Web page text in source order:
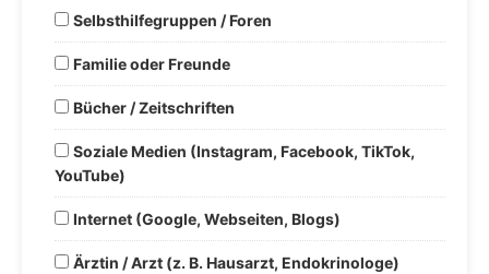
Selbsthilfegruppen / Foren
Familie oder Freunde
Bücher / Zeitschriften
Soziale Medien (Instagram, Facebook, TikTok,
YouTube)
Internet (Google, Webseiten, Blogs)
Ärztin / Arzt (z. B. Hausarzt, Endokrinologe)